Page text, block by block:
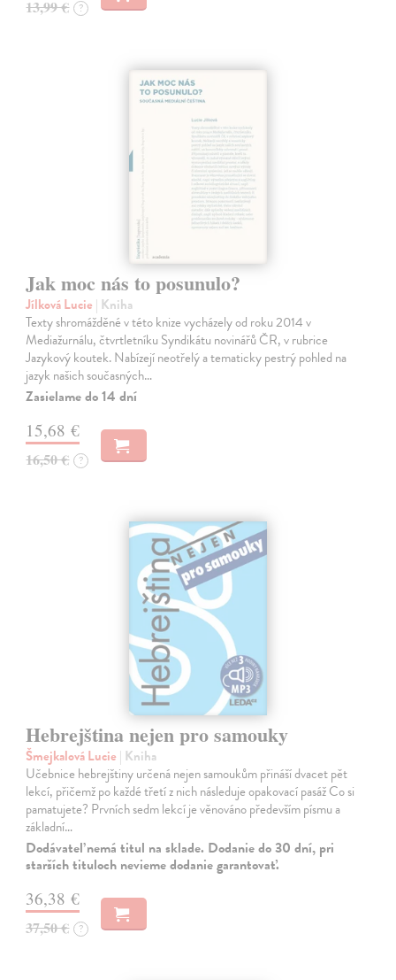
13,99 € ?
Jak moc nás to posunulo?
Jílková Lucie | Kniha
Texty shromážděné v této knize vycházely od roku 2014 v
Mediažurnálu, čtvrtletníku Syndikátu novinářů ČR, v rubrice
Jazykový koutek. Nabízejí neotřelý a tematicky pestrý pohled na
jazyk našich současných…
Zasielame do 14 dní
15,68 €
16,50 € ?
Hebrejština nejen pro samouky
Šmejkalová Lucie | Kniha
Učebnice hebrejštiny určená nejen samoukům přináší dvacet pět
lekcí, přičemž po každé třetí z nich následuje opakovací pasáž Co si
pamatujete? Prvních sedm lekcí je věnováno především písmu a
základní…
Dodávateľ nemá titul na sklade. Dodanie do 30 dní, pri
starších tituloch nevieme dodanie garantovať.
36,38 €
37,50 € ?